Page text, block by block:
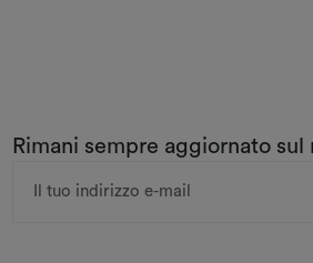
Rimani sempre aggiornato sul